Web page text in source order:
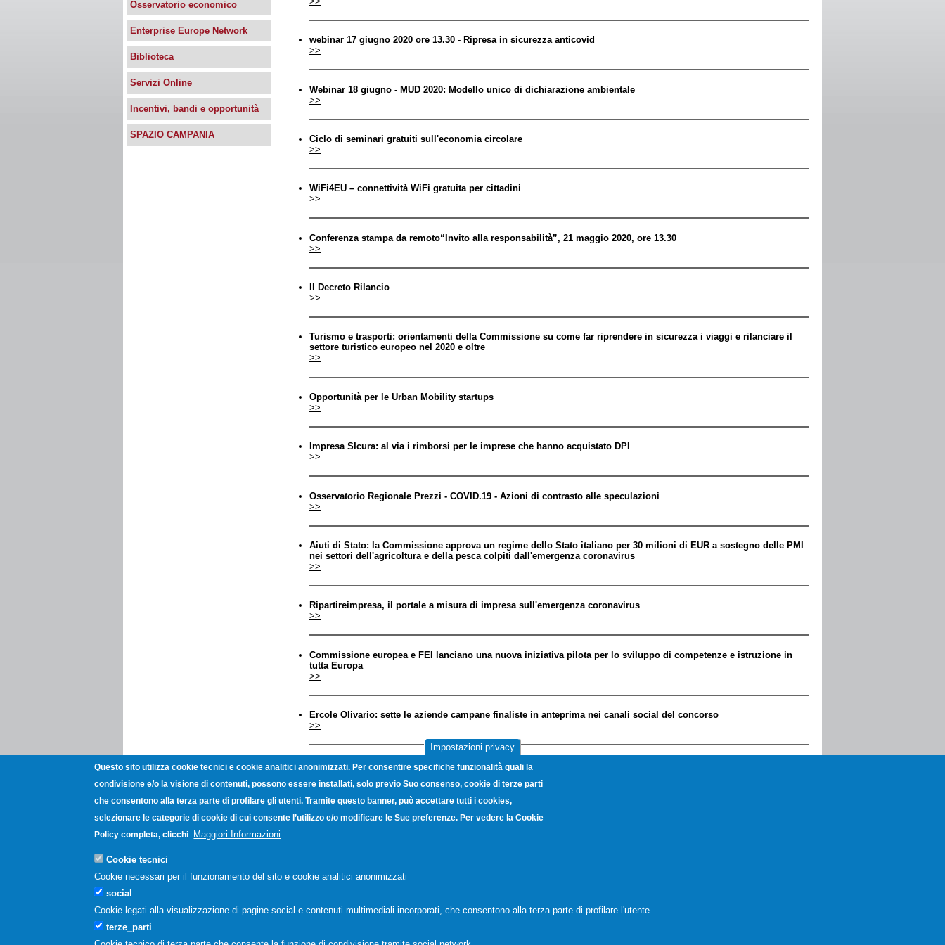
webinar 17 giugno 2020 ore 13.30 - Ripresa in sicurezza anticovid
>>
Webinar 18 giugno - MUD 2020: Modello unico di dichiarazione ambientale
>>
Ciclo di seminari gratuiti sull'economia circolare
>>
WiFi4EU – connettività WiFi gratuita per cittadini
>>
Conferenza stampa da remoto“Invito alla responsabilità”, 21 maggio 2020, ore 13.30
>>
Il Decreto Rilancio
>>
Turismo e trasporti: orientamenti della Commissione su come far riprendere in sicurezza i viaggi e rilanciare il
settore turistico europeo nel 2020 e oltre
>>
Opportunità per le Urban Mobility startups
>>
Impresa SIcura: al via i rimborsi per le imprese che hanno acquistato DPI
>>
Osservatorio Regionale Prezzi - COVID.19 - Azioni di contrasto alle speculazioni
>>
Aiuti di Stato: la Commissione approva un regime dello Stato italiano per 30 milioni di EUR a sostegno delle PMI
nei settori dell'agricoltura e della pesca colpiti dall'emergenza coronavirus
>>
Ripartireimpresa, il portale a misura di impresa sull'emergenza coronavirus
>>
Commissione europea e FEI lanciano una nuova iniziativa pilota per lo sviluppo di competenze e istruzione in
tutta Europa
>>
Ercole Olivario: sette le aziende campane finaliste in anteprima nei canali social del concorso
>>
ILA Berlin 2020 - b2b
Aiuti di Stato: approvato dalla Commissione il regime di garanzia dell'Italia a sostegno dell'economia
nell'emergenza del coronavirus
Covid-19: Regione Campania pubblica il bando per le micro imprese
Osservatorio economico
Enterprise Europe Network
Biblioteca
Servizi Online
Incentivi, bandi e opportunità
SPAZIO CAMPANIA
Impostazioni privacy
Questo sito utilizza cookie tecnici e cookie analitici anonimizzati. Per consentire specifiche funzionalità quali la
condivisione e/o la visione di contenuti, possono essere installati, solo previo Suo consenso, cookie di terze parti
che consentono alla terza parte di profilare gli utenti. Tramite questo banner, può accettare tutti i cookies,
selezionare le categorie di cookie di cui consente l’utilizzo e/o modificare le Sue preferenze. Per vedere la Cookie
Policy completa, clicchi Maggiori Informazioni
Cookie tecnici
Cookie necessari per il funzionamento del sito e cookie analitici anonimizzati
social
Cookie legati alla visualizzazione di pagine social e contenuti multimediali incorporati, che consentono alla terza parte di profilare l'utente.
terze_parti